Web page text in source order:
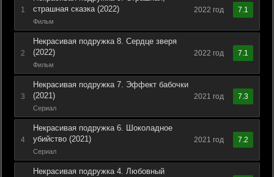
1
страшная сказка (2022)
Фильм
2022 год 7.1
2
Некрасивая подружка 8. Сердце зверя
(2022)
Фильм
2022 год 7.1
3
Некрасивая подружка 7. Эффект бабочки
(2021)
Сериал
2021 год 7.3
4
Некрасивая подружка 6. Шоколадное
убийство (2021)
Сериал
2021 год 7.2
Некрасивая подружка 4. Любовный